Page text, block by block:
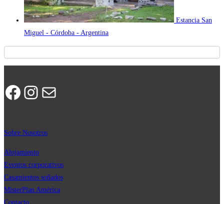
Estancia San
Miguel - Córdoba - Argentina
Facebook Instagram Correo electrónico
Sobre Nosotros
Alojamiento
Eventos corporativos
Casamientos soñados
MisterPlan América
Contacto